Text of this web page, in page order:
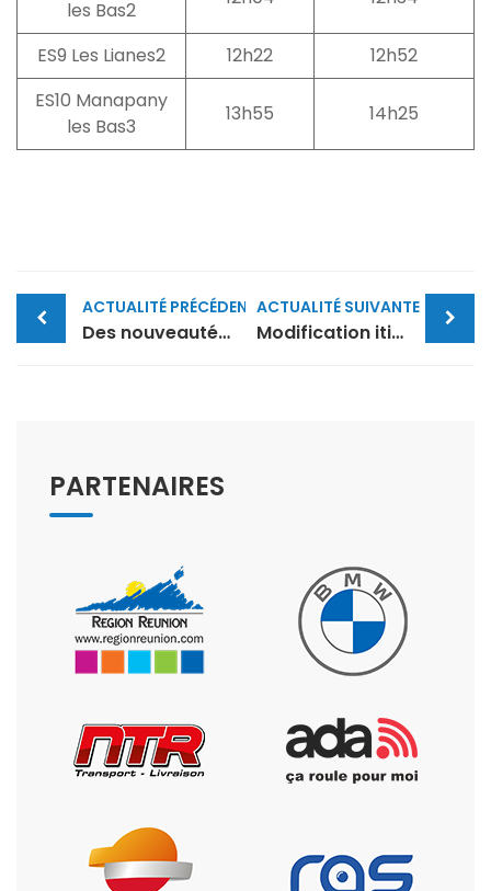
les Bas2
ES9 Les Lianes2 12h22
12h52
ES10 Manapany
les Bas3
13h55 14h25
Post
navigation
ACTUALITÉ PRÉCÉDENTE
Des nouveautés pour tout le monde…
ACTUALITÉ SUIVANTE
Modification itinéraire et horaires Etape 1
PARTENAIRES